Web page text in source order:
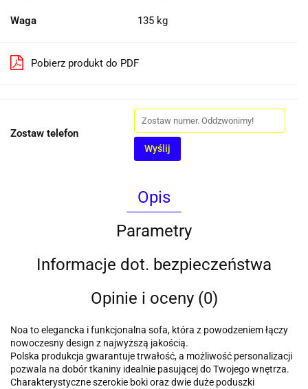
Waga 135 kg
Pobierz produkt do PDF
Zostaw telefon
Wyślij
Opis
Parametry
Informacje dot. bezpieczeństwa
Opinie i oceny (0)
Noa to elegancka i funkcjonalna sofa, która z powodzeniem łączy
nowoczesny design z najwyższą jakością.
Polska produkcja gwarantuje trwałość, a możliwość personalizacji
pozwala na dobór tkaniny idealnie pasującej do Twojego wnętrza.
Charakterystyczne szerokie boki oraz dwie duże poduszki